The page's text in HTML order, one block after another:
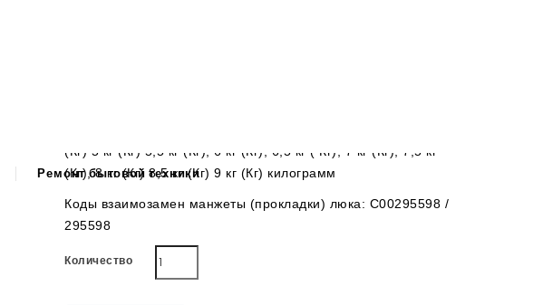
Ремонт бытовой техники
(Кг) 5 кг (Кг) 5,5 кг (Кг), 6 кг (Кг), 6,5 кг ( Кг), 7 кг (Кг), 7,5 кг
(Кг), 8 кг (Кг) 8,5 кг (Кг) 9 кг (Кг) килограмм
Коды взаимозамен манжеты (прокладки) люка: С00295598 /
295598
Количество